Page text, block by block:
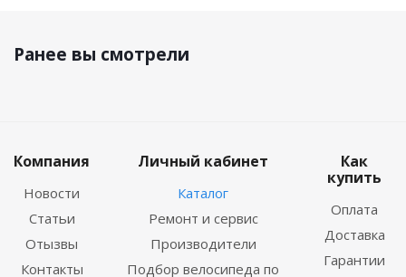
Ранее вы смотрели
Компания
Новости
Статьи
Отызвы
Контакты
Личный кабинет
Каталог
Ремонт и сервис
Производители
Подбор велосипеда по
Как
купить
Оплата
Доставка
Гарантии